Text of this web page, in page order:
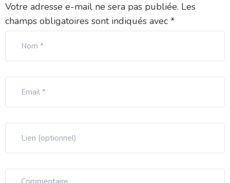
Votre adresse e-mail ne sera pas publiée. Les
champs obligatoires sont indiqués avec *